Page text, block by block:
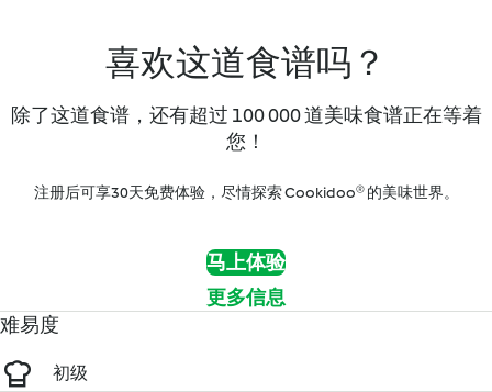
喜欢这道食谱吗？
除了这道食谱，还有超过 100 000 道美味食谱正在等着
您！
注册后可享30天免费体验，尽情探索 Cookidoo® 的美味世界。
马上体验
更多信息
难易度
初级